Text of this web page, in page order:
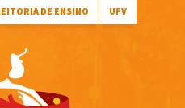
DE ENSINO UFV